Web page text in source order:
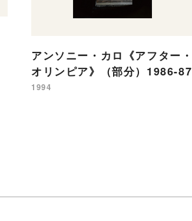
アンソニー・カロ《アフター・
オリンピア》（部分）1986-87
1994